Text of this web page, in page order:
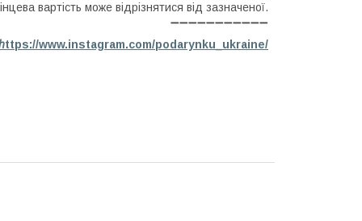
вартість може відрізнятися від зазначеної.
➖➖➖➖➖➖➖➖➖➖➖
ttps://www.instagram.com/podarynku_ukraine/